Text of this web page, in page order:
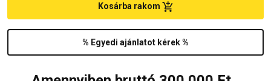
% Egyedi ajánlatot kérek %
Kosárba rakom